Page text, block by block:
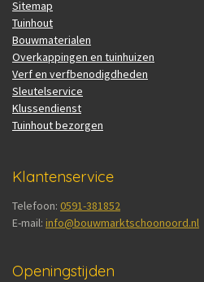
Sitemap
Tuinhout
Bouwmaterialen
Overkappingen en tuinhuizen
Verf en verfbenodigdheden
Sleutelservice
Klussendienst
Tuinhout bezorgen
Klantenservice
Telefoon: 0591-381852
E-mail: info@bouwmarktschoonoord.nl
Openingstijden